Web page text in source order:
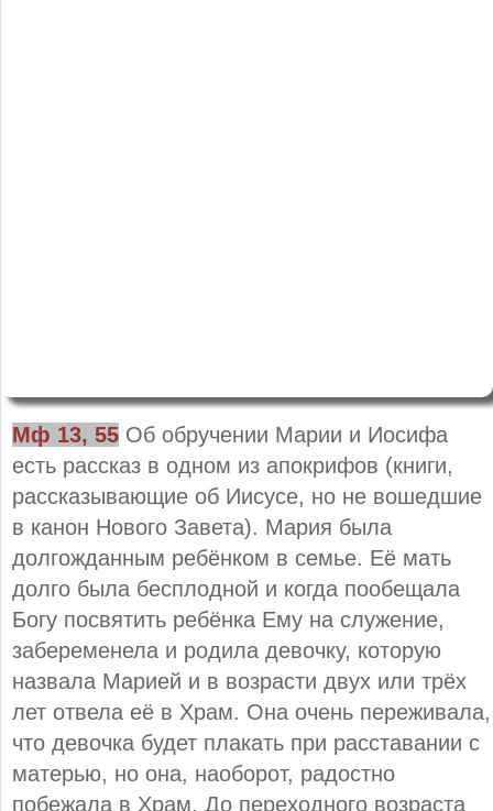
Мф 13, 55 Об обручении Марии и Иосифа
есть рассказ в одном из апокрифов (книги,
рассказывающие об Иисусе, но не вошедшие
в канон Нового Завета). Мария была
долгожданным ребёнком в семье. Её мать
долго была бесплодной и когда пообещала
Богу посвятить ребёнка Ему на служение,
забеременела и родила девочку, которую
назвала Марией и в возрасти двух или трёх
лет отвела её в Храм. Она очень переживала,
что девочка будет плакать при расставании с
матерью, но она, наоборот, радостно
побежала в Храм. До переходного возраста